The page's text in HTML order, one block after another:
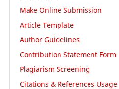
Make Online Submission
Article Template
Author Guidelines
Contribution Statement Form
Plagiarism Screening
Citations & References Usage